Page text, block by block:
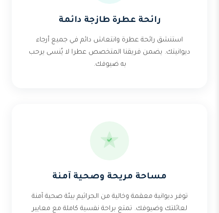
رائحة عطرة طازجة دائمة
استنشق رائحة عطرة وانتعاش دائم في جميع أرجاء
ديوانيتك. يضمن فريقنا المتخصص عطرا لا يُنسى يرحب
به ضيوفك.
مساحة مريحة وصحية آمنة
توفر ديوانية معقمة وخالية من الجراثيم بيئة صحية آمنة
لعائلتك وضيوفك. تمتع براحة نفسية كاملة مع معايير